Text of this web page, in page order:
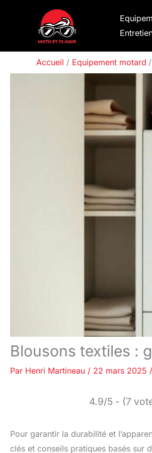
Accueil Equipement motard
Blousons textiles :
Par Henri Martineau / 22 mars 2025 /
4.9/5 - (7
Pour garantir la durabilité et
clés et conseils pratiques basés sur